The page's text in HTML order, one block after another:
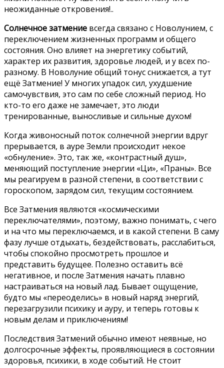
неожиданные откровения!..
Солнечное затмение всегда связано с Новолунием, с
переключением жизненных программ и общего
состояния. Оно влияет на энергетику событий,
характер их развития, здоровье людей, и у всех по-
разному. В Новолуние общий тонус снижается, а тут
ещё Затмение! У многих упадок сил, ухудшение
самочувствия, это сам по себе сложный период. Но
кто-то его даже не замечает, это люди
тренированные, выносливые и сильные духом!
Когда живоносный поток солнечной энергии вдруг
прерывается, в ауре Земли происходит некое
«обнуление». Это, так же, «контрастный душ»,
меняющий поступление энергии «Ци», «Праны». Все
мы реагируем в разной степени, в соответствии с
гороскопом, зарядом сил, текущим состоянием.
Все Затмения являются «космическими
переключателями», поэтому, важно понимать, с чего
и на что мы переключаемся, и в какой степени. В саму
фазу лучше отдыхать, бездействовать, расслабиться,
чтобы спокойно просмотреть прошлое и
представить будущее. Полезно оставить всё
негативное, и после Затмения начать плавно
настраиваться на новый лад. Бывает ощущение,
будто мы «переоделись» в новый наряд энергий,
перезагрузили психику и ауру, и теперь готовы к
новым делам и приключениям!
Последствия Затмений обычно имеют неявные, но
долгосрочные эффекты, проявляющиеся в состоянии
здоровья, психики, в ходе событий. Не стоит